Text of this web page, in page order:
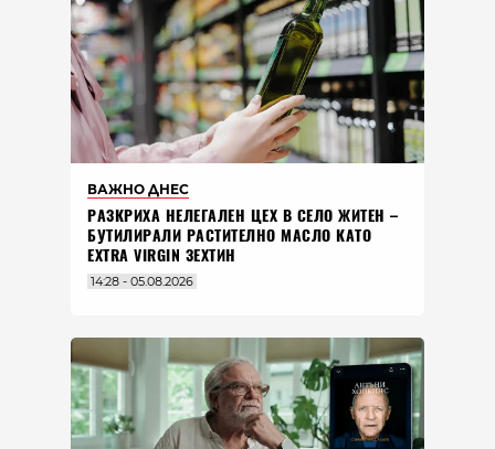
ВАЖНО ДНЕС
РАЗКРИХА НЕЛЕГАЛЕН ЦЕХ В СЕЛО ЖИТЕН –
БУТИЛИРАЛИ РАСТИТЕЛНО МАСЛО КАТО
EXTRA VIRGIN ЗЕХТИН
14:28 - 05.08.2026